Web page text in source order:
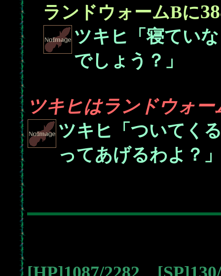
ランドウォームBに
ツキヒ「寝てい
でしょう？」
ツキヒはランドウォ
ツキヒ「ついてく
ってあげるわよ？」